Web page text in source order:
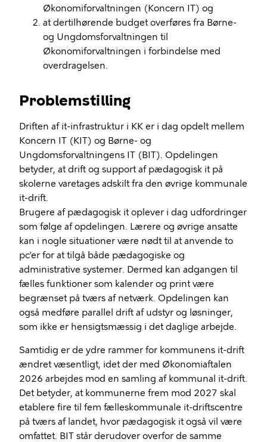
Økonomiforvaltningen (Koncern IT) og
at dertilhørende budget overføres fra Børne-
og Ungdomsforvaltningen til
Økonomiforvaltningen i forbindelse med
overdragelsen.
Problemstilling
Driften af it-infrastruktur i KK er i dag opdelt mellem
Koncern IT (KIT) og Børne- og
Ungdomsforvaltningens IT (BIT). Opdelingen
betyder, at drift og support af pædagogisk it på
skolerne varetages adskilt fra den øvrige kommunale
it-drift.
Brugere af pædagogisk it oplever i dag udfordringer
som følge af opdelingen. Lærere og øvrige ansatte
kan i nogle situationer være nødt til at anvende to
pc’er for at tilgå både pædagogiske og
administrative systemer. Dermed kan adgangen til
fælles funktioner som kalender og print være
begrænset på tværs af netværk. Opdelingen kan
også medføre parallel drift af udstyr og løsninger,
som ikke er hensigtsmæssig i det daglige arbejde.
Samtidig er de ydre rammer for kommunens it-drift
ændret væsentligt, idet der med Økonomiaftalen
2026 arbejdes mod en samling af kommunal it-drift.
Det betyder, at kommunerne frem mod 2027 skal
etablere fire til fem fælleskommunale it-driftscentre
på tværs af landet, hvor pædagogisk it også vil være
omfattet. BIT står derudover overfor de samme